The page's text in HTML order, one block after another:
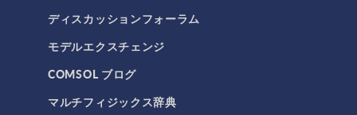
ディスカッションフォーラム
モデルエクスチェンジ
COMSOL ブログ
マルチフィジックス辞典